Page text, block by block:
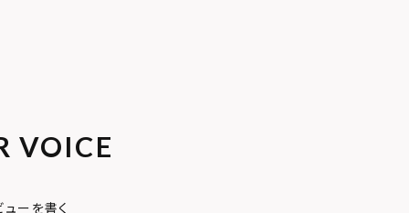
VOICE
ューを書く